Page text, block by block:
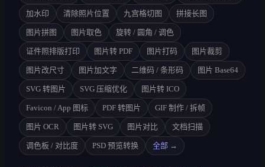
加水印 清除照片位置 九宫格切图 拼接长图
图片拼图 图片取色 旋转 / 圆角 / 调色
证件照排版打印 图片转 PDF 图片打码 图片裁剪
图片改尺寸 图片加文字 二维码 / 条形码 图片 Base64
SVG 转图片 SVG 压缩优化 图片转 ICO
Favicon / App 图标 PDF 转图片 GIF 制作 / 拆帧
图片 OCR 图片转 SVG 图片对比 文档扫描
调色板 / 对比度 PSD 预览转换 全部 →